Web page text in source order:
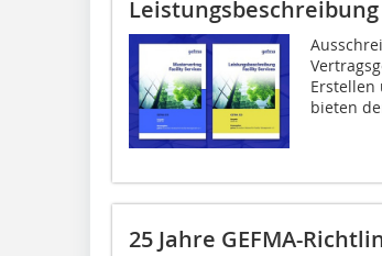
Leistungsbeschreibung
Erstellen
bieten
25 Jahre GEFMA-